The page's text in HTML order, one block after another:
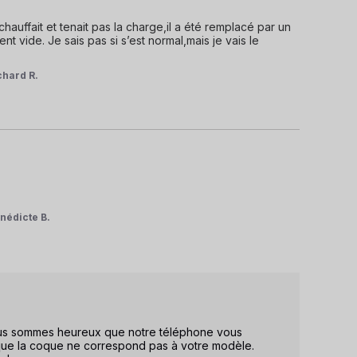
et tenait pas la charge,il a été remplacé par un
vide. Je sais pas si s’est normal,mais je vais le
R.
B.
sommes heureux que notre téléphone vous
la coque ne correspond pas à votre modèle.